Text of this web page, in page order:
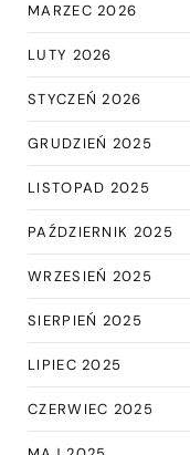
MARZEC 2026
LUTY 2026
STYCZEŃ 2026
GRUDZIEŃ 2025
LISTOPAD 2025
PAŹDZIERNIK 2025
WRZESIEŃ 2025
SIERPIEŃ 2025
LIPIEC 2025
CZERWIEC 2025